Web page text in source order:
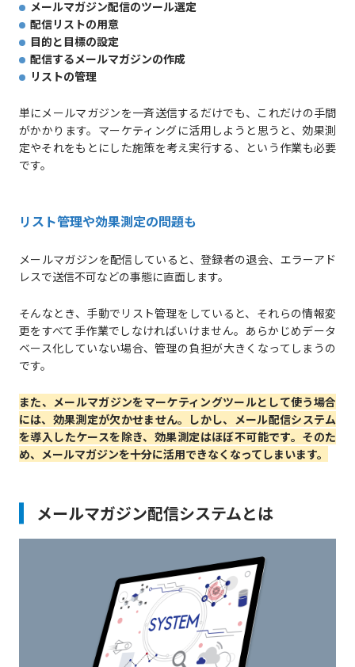
メールマガジン配信のツール選定
配信リストの用意
目的と目標の設定
配信するメールマガジンの作成
リストの管理
単にメールマガジンを一斉送信するだけでも、これだけの手間
がかかります。マーケティングに活用しようと思うと、効果測
定やそれをもとにした施策を考え実行する、という作業も必要
です。
リスト管理や効果測定の問題も
メールマガジンを配信していると、登録者の退会、エラーアド
レスで送信不可などの事態に直面します。
そんなとき、手動でリスト管理をしていると、それらの情報変
更をすべて手作業でしなければいけません。あらかじめデータ
ベース化していない場合、管理の負担が大きくなってしまうの
です。
また、メールマガジンをマーケティングツールとして使う場合
には、効果測定が欠かせません。しかし、メール配信システム
を導入したケースを除き、効果測定はほぼ不可能です。そのた
め、メールマガジンを十分に活用できなくなってしまいます。
メールマガジン配信システムとは